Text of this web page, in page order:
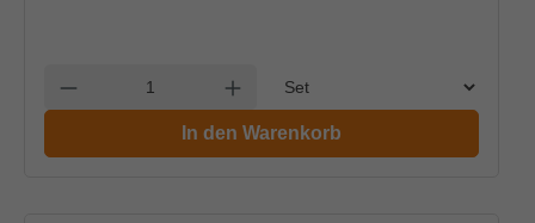
Anzahl verringern Anzahl erhöhen
In den Warenkorb